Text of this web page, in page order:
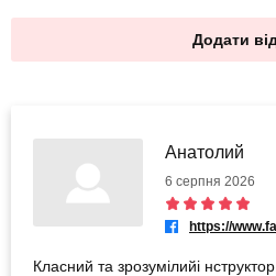
Додати
Aнатолий
6 серпня 2026
Класний та зрозумілийі